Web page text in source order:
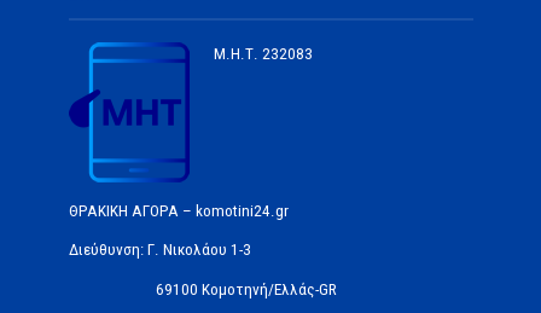
Μ.Η.Τ. 232083
ΘΡΑΚΙΚΗ ΑΓΟΡΑ – komotini24.gr
Διεύθυνση: Γ. Νικολάου 1-3
69100 Κομοτηνή/Ελλάς-GR